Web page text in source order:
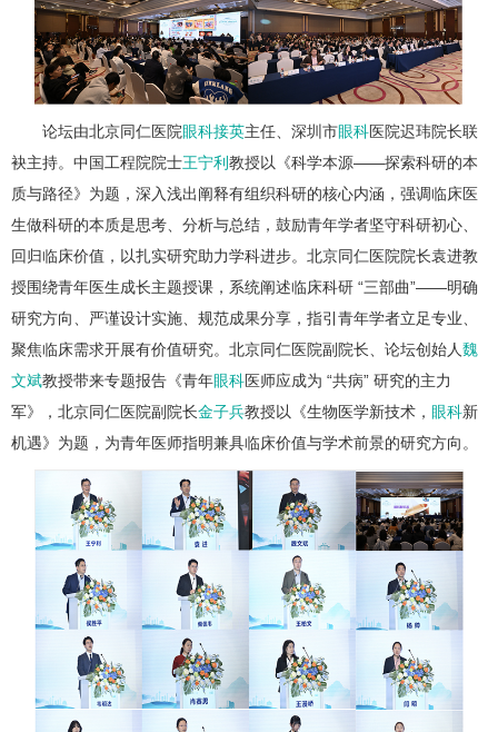
论坛由北京同仁医院眼科接英主任、深圳市眼科医院迟玮院长联
袂主持。中国工程院院士王宁利 教授以《科学本源——探索科研的本
质与路径》为题，深入浅出阐释有组织科研的核心内涵，强调临床医
生做科研的本质是思考、分析与总结，鼓励青年学者坚守科研初心、
回归临床价值，以扎实研究助力学科进步。北京同仁医院院长袁进教
授围绕青年医生成长主题授课，系统阐述临床科研 “三部曲”——明确
研究方向、严谨设计实施、规范成果分享，指引青年学者立足专业、
聚焦临床需求开展有价值研究。北京同仁医院副院长、论坛创始人魏
文斌教授带来专题报告《青年眼科医师应成为 “共病” 研究的主力
军》，北京同仁医院副院长金子兵教授以《生物医学新技术， 眼科新
机遇》为题，为青年医师指明兼具临床价值与学术前景的研究方向。